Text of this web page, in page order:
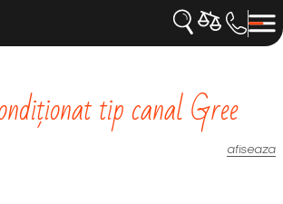
tip canal Gree
afiseaza